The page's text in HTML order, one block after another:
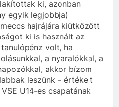
ki, azonban
egyik legjobbja)
hajrájára kiütközött
ki is használt az
volt, ha
a nyaralókkal, a
akkor bízom
leszünk – értékelt
U14-es csapatának